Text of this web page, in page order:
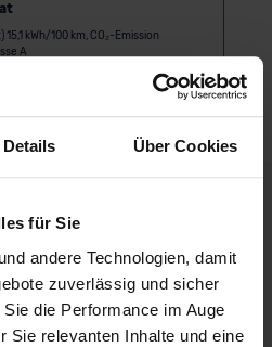
Details Über Cookies
für Sie
andere Technologien, damit
zuverlässig und sicher
die Performance im Auge
Sie relevanten Inhalte und eine
kWh/100 km, CO₂-Emission
A
vom Vertragshändler vor Ort